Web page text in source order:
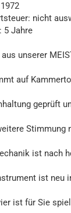
nicht
5 Jahre
unserer
auf
geprüft
Stimmung
ist nach
ist neu
ist für Sie